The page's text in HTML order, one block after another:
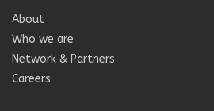
About
Who we are
Network & Partners
Careers